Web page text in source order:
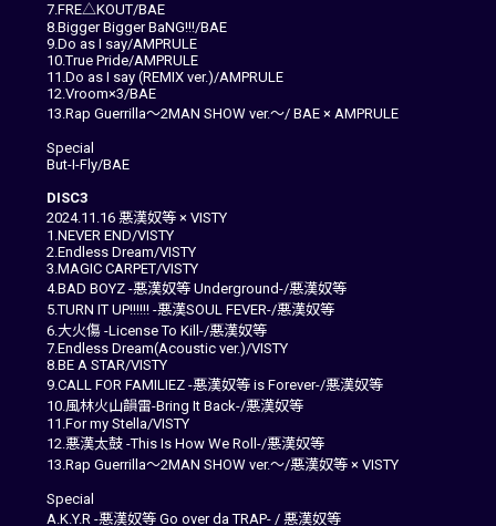
7.FRE△KOUT/BAE
8.Bigger Bigger BaNG!!!/BAE
9.Do as I say/AMPRULE
10.True Pride/AMPRULE
11.Do as I say (REMIX ver.)/AMPRULE
12.Vroom×3/BAE
13.Rap Guerrilla～2MAN SHOW ver.～/ BAE × AMPRULE
Special
But-I-Fly/BAE
DISC3
2024.11.16 悪漢奴等 × VISTY
1.NEVER END/VISTY
2.Endless Dream/VISTY
3.MAGIC CARPET/VISTY
4.BAD BOYZ -悪漢奴等 Underground-/悪漢奴等
5.TURN IT UP!!!!!! -悪漢SOUL FEVER-/悪漢奴等
6.⼤⽕傷 -License To Kill-/悪漢奴等
7.Endless Dream(Acoustic ver.)/VISTY
8.BE A STAR/VISTY
9.CALL FOR FAMILIEZ -悪漢奴等 is Forever-/悪漢奴等
10.⾵林⽕⼭韻雷-Bring It Back-/悪漢奴等
11.For my Stella/VISTY
12.悪漢太⿎ -This Is How We Roll-/悪漢奴等
13.Rap Guerrilla～2MAN SHOW ver.～/悪漢奴等 × VISTY
Special
A.K.Y.R -悪漢奴等 Go over da TRAP- / 悪漢奴等